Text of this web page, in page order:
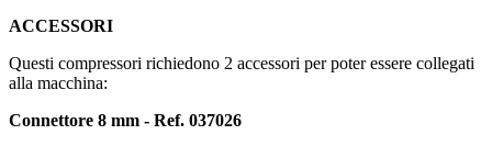
ACCESSORI
Questi compressori richiedono 2 accessori per poter essere collegati
alla macchina:
Connettore 8 mm - Ref. 037026